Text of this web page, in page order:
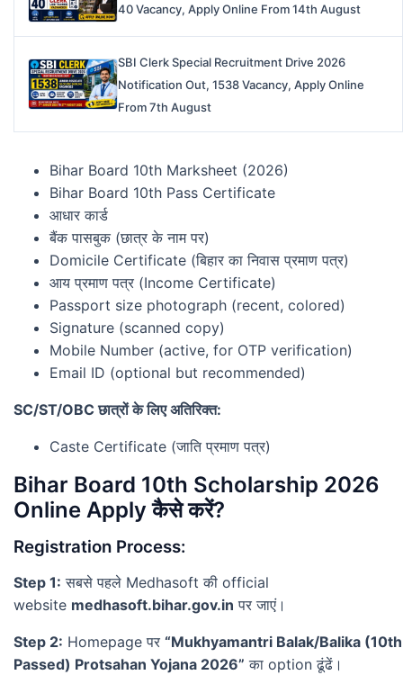
40 Vacancy, Apply Online From 14th August
SBI Clerk Special Recruitment Drive 2026
Notification Out, 1538 Vacancy, Apply Online
From 7th August
Bihar Board 10th Marksheet (2026)
Bihar Board 10th Pass Certificate
आधार कार्ड
बैंक पासबुक (छात्र के नाम पर)
Domicile Certificate (बिहार का निवास प्रमाण पत्र)
आय प्रमाण पत्र (Income Certificate)
Passport size photograph (recent, colored)
Signature (scanned copy)
Mobile Number (active, for OTP verification)
Email ID (optional but recommended)
SC/ST/OBC छात्रों के लिए अतिरिक्त:
Caste Certificate (जाति प्रमाण पत्र)
Bihar Board 10th Scholarship 2026
Online Apply कैसे करें?
Registration Process:
Step 1: सबसे पहले Medhasoft की official
website medhasoft.bihar.gov.in पर जाएं।
Step 2: Homepage पर “Mukhyamantri Balak/Balika (10th
Passed) Protsahan Yojana 2026” का option ढूंढें।